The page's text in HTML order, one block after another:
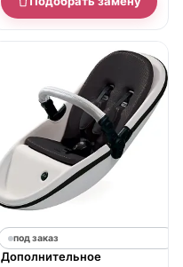
под заказ
Дополнительное